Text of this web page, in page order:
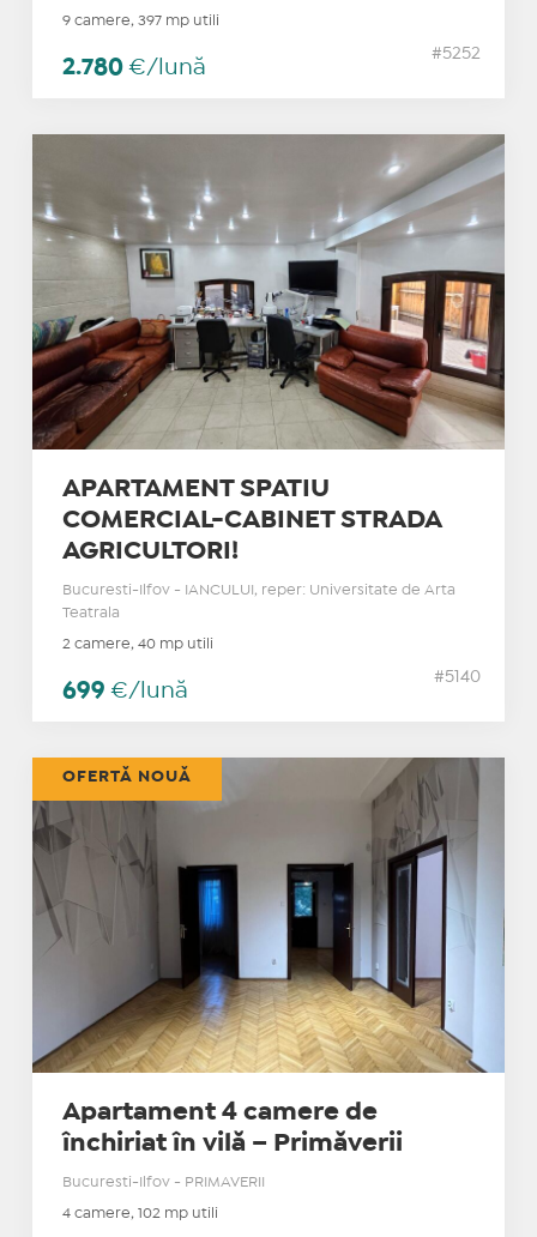
9 camere, 397 mp utili
2.780 €/lună
#5252
APARTAMENT SPATIU
COMERCIAL-CABINET STRADA
AGRICULTORI!
Bucuresti-Ilfov - IANCULUI, reper: Universitate de Arta
Teatrala
2 camere, 40 mp utili
699 €/lună
#5140
Apartament 4 camere de
închiriat în vilă – Primăverii
Bucuresti-Ilfov - PRIMAVERII
4 camere, 102 mp utili
OFERTĂ NOUĂ